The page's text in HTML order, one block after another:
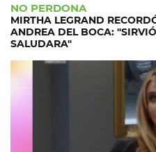
NO PERDONA
MIRTHA LEGRAND
ANDREA DEL BOCA:
SALUDARA"